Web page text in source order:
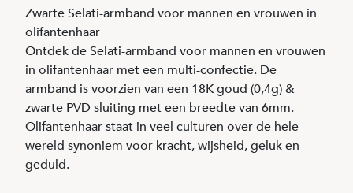
Zwarte Selati-armband voor mannen en vrouwen in
olifantenhaar
Ontdek de Selati-armband voor mannen en vrouwen
in olifantenhaar met een multi-confectie. De
armband is voorzien van een 18K goud (0,4g) &
zwarte PVD sluiting met een breedte van 6mm.
Olifantenhaar staat in veel culturen over de hele
wereld synoniem voor kracht, wijsheid, geluk en
geduld.